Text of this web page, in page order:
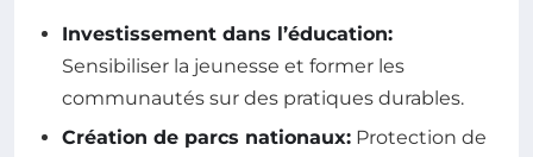
Investissement dans l’éducation:
Sensibiliser la jeunesse et former les
communautés sur des pratiques durables.
Création de parcs nationaux: Protection de